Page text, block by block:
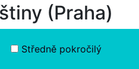
(Praha)
Středně pokročilý